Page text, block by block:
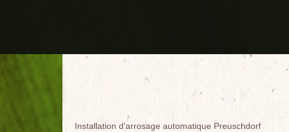
Installation d'arrosage automatique Preuschdorf